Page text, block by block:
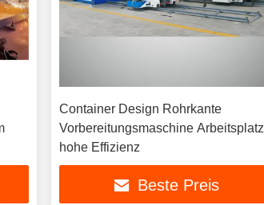
Container Design Rohrkante
Vorbereitungsmaschine Arbeitsplatz
hohe Effizienz
Beste Preis